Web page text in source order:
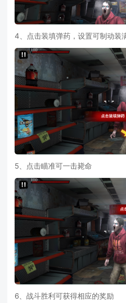
4、点击装填弹药，设置可制动装
5、点击瞄准可一击毙命
6、战斗胜利可获得相应的奖励